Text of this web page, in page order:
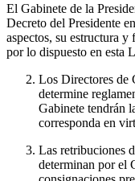
El Gabinete de la
Decreto del Presidente
aspectos, su estructura y
por lo dispuesto en esta
Los Directores de
determine
Gabinete tendrán
corresponda en
Las retribuciones
determinan por el